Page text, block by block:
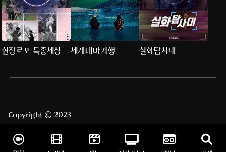
현장르포 특종세상 세계테마기행 실화탐사대
Copyright © 2023